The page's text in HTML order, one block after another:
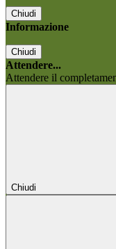
Chiudi
Informazione
Chiudi
Attendere...
Attendere il
Chiudi